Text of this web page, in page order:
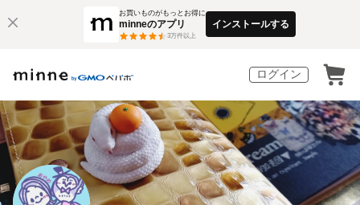
お買いものがもっとお得に
minneのアプリ
3万件以上
インストールする
ログイン